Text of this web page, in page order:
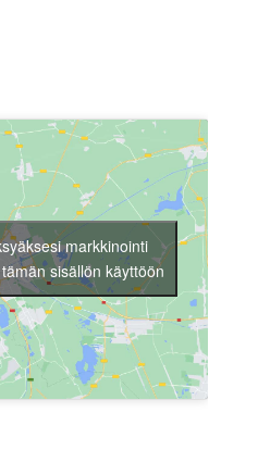
markkinointi
sisällön käyttöön